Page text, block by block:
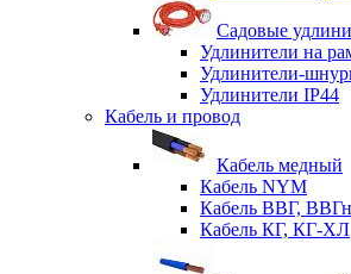
Садовые
Удлинители на
Удлинители-
Удлинители IP44
Кабель и провод
Кабель медный
Кабель NYM
Кабель ВВГ,
Кабель КГ, КГ-ХЛ